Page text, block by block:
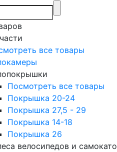
все товары
Посмотреть все товары
Покрышка 20-24
Покрышка 27,5 - 29
Покрышка 14-18
Покрышка 26
велосипедов и